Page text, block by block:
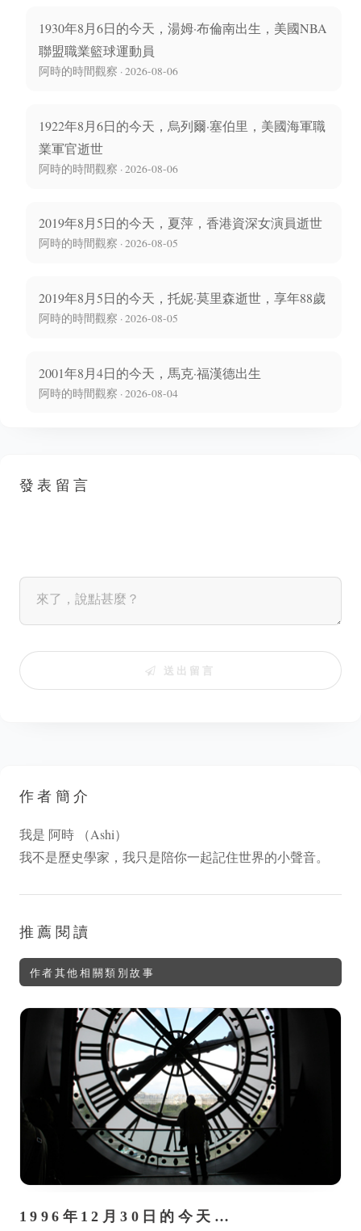
1930年8月6日的今天，湯姆·布倫南出生，美國NBA
聯盟職業籃球運動員
阿時的時間觀察 · 2026-08-06
1922年8月6日的今天，烏列爾·塞伯里，美國海軍職
業軍官逝世
阿時的時間觀察 · 2026-08-06
2019年8月5日的今天，夏萍，香港資深女演員逝世
阿時的時間觀察 · 2026-08-05
2019年8月5日的今天，托妮·莫里森逝世，享年88歲
阿時的時間觀察 · 2026-08-05
2001年8月4日的今天，馬克·福漢德出生
阿時的時間觀察 · 2026-08-04
發表留言
送出留言
作者簡介
我是 阿時 （Ashi）
我不是歷史學家，我只是陪你一起記住世界的小聲音。
推薦閱讀
作者其他相關類別故事
1996年12月30日的今天…